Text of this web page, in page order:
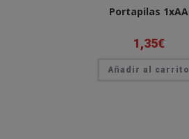
Portapilas 1xAA
1,35€
Añadir al carrito